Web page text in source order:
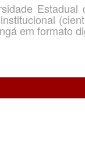
Estadual
em formato